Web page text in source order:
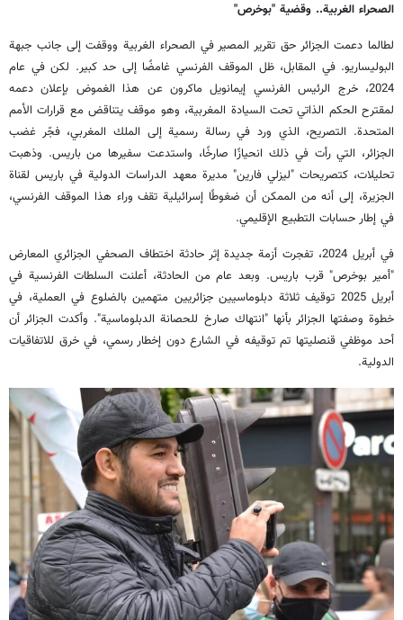
الصحراء الغربية.. وقضية "بوخرص"
لطالما دعمت الجزائر حق تقرير المصير في الصحراء الغربية ووقفت إلى جانب جبهة
البوليساريو. في المقابل، ظل الموقف الفرنسي غامضًا إلى حد كبير. لكن في عام
2024، خرج الرئيس الفرنسي إيمانويل ماكرون عن هذا الغموض بإعلان دعمه
لمقترح الحكم الذاتي تحت السيادة المغربية، وهو موقف يتناقض مع قرارات الأمم
المتحدة. التصريح، الذي ورد في رسالة رسمية إلى الملك المغربي، فجّر غضب
الجزائر، التي رأت في ذلك انحيازًا صارخًا، واستدعت سفيرها من باريس. وذهبت
تحليلات، كتصريحات "ليزلي فارين" مديرة معهد الدراسات الدولية في باريس لقناة
الجزيرة، إلى أنه من الممكن أن ضغوطًا إسرائيلية تقف وراء هذا الموقف الفرنسي،
في إطار حسابات التطبيع الإقليمي.
في أبريل 2024، تفجرت أزمة جديدة إثر حادثة اختطاف الصحفي الجزائري المعارض
"أمير بوخرص" قرب باريس. وبعد عام من الحادثة، أعلنت السلطات الفرنسية في
أبريل 2025 توقيف ثلاثة دبلوماسيين جزائريين متهمين بالضلوع في العملية، في
خطوة وصفتها الجزائر بأنها "انتهاك صارخ للحصانة الدبلوماسية". وأكدت الجزائر أن
أحد موظفي قنصليتها تم توقيفه في الشارع دون إخطار رسمي، في خرق للاتفاقيات
الدولية.